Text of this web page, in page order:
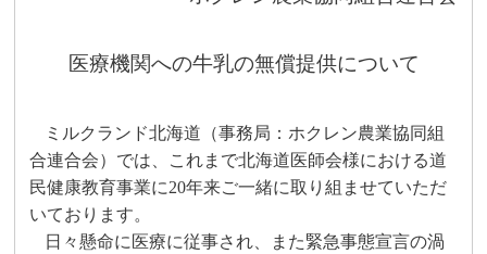
医療機関への牛乳の無償提供について
ミルクランド北海道（事務局：ホクレン農業協同組
合連合会）では、これまで北海道医師会様における道
民健康教育事業に20年来ご一緒に取り組ませていただ
いております。
日々懸命に医療に従事され、また緊急事態宣言の渦